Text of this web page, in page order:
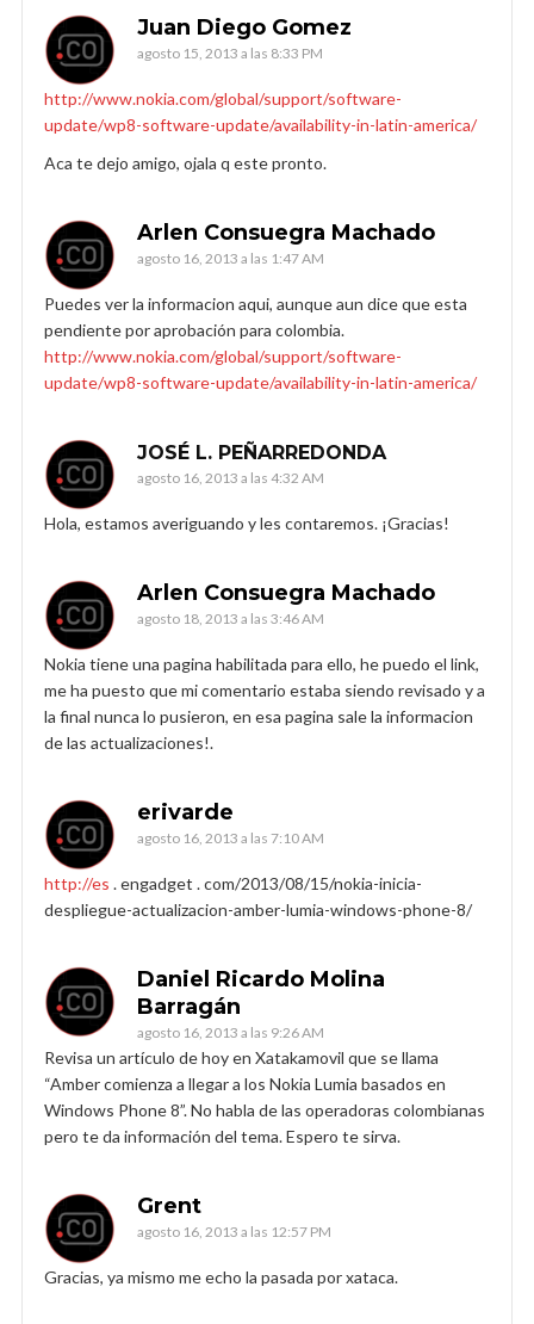
Juan Diego Gomez
agosto 15, 2013 a las 8:33 PM
http://www.nokia.com/global/support/software-
update/wp8-software-update/availability-in-latin-america/
Aca te dejo amigo, ojala q este pronto.
Arlen Consuegra Machado
agosto 16, 2013 a las 1:47 AM
Puedes ver la informacion aqui, aunque aun dice que esta
pendiente por aprobación para colombia.
http://www.nokia.com/global/support/software-
update/wp8-software-update/availability-in-latin-america/
JOSÉ L. PEÑARREDONDA
agosto 16, 2013 a las 4:32 AM
Hola, estamos averiguando y les contaremos. ¡Gracias!
Arlen Consuegra Machado
agosto 18, 2013 a las 3:46 AM
Nokia tiene una pagina habilitada para ello, he puedo el link,
me ha puesto que mi comentario estaba siendo revisado y a
la final nunca lo pusieron, en esa pagina sale la informacion
de las actualizaciones!.
erivarde
agosto 16, 2013 a las 7:10 AM
http://es . engadget . com/2013/08/15/nokia-inicia-
despliegue-actualizacion-amber-lumia-windows-phone-8/
Daniel Ricardo Molina
Barragán
agosto 16, 2013 a las 9:26 AM
Revisa un artículo de hoy en Xatakamovil que se llama
“Amber comienza a llegar a los Nokia Lumia basados en
Windows Phone 8”. No habla de las operadoras colombianas
pero te da información del tema. Espero te sirva.
Grent
agosto 16, 2013 a las 12:57 PM
Gracias, ya mismo me echo la pasada por xataca.